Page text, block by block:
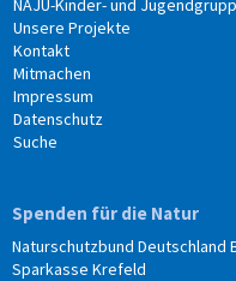
NAJU-Kinder- und
Unsere Projekte
Kontakt
Mitmachen
Impressum
Datenschutz
Suche
Spenden für die Natur
Naturschutzbund Deutschland
Sparkasse Krefeld